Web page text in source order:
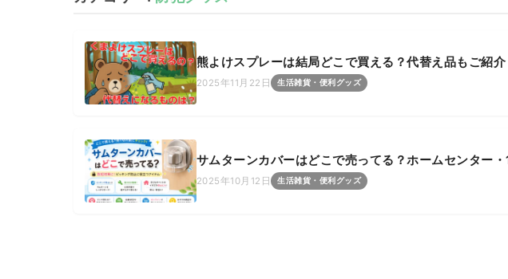
熊よけスプレーは結局どこで買える？代替え品もご紹介
2025年11月22日 生活雑貨・便利グッズ
サムターンカバーはどこで売ってる？ホームセンター
2025年10月12日 生活雑貨・便利グッズ